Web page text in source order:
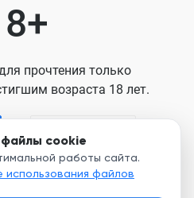
файлы cookie
работы сайта.
использования файлов
прочтения только
возраста 18 лет.
я принимаю условия